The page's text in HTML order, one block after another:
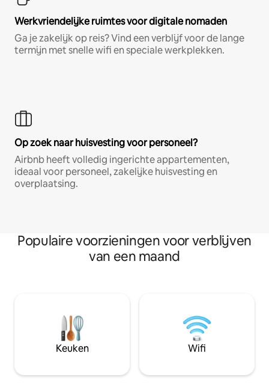
Werkvriendelijke ruimtes voor digitale nomaden
Ga je zakelijk op reis? Vind een verblijf voor de lange
termijn met snelle wifi en speciale werkplekken.
Op zoek naar huisvesting voor personeel?
Airbnb heeft volledig ingerichte appartementen,
ideaal voor personeel, zakelijke huisvesting en
overplaatsing.
Populaire voorzieningen voor verblijven
van een maand
Keuken Wifi